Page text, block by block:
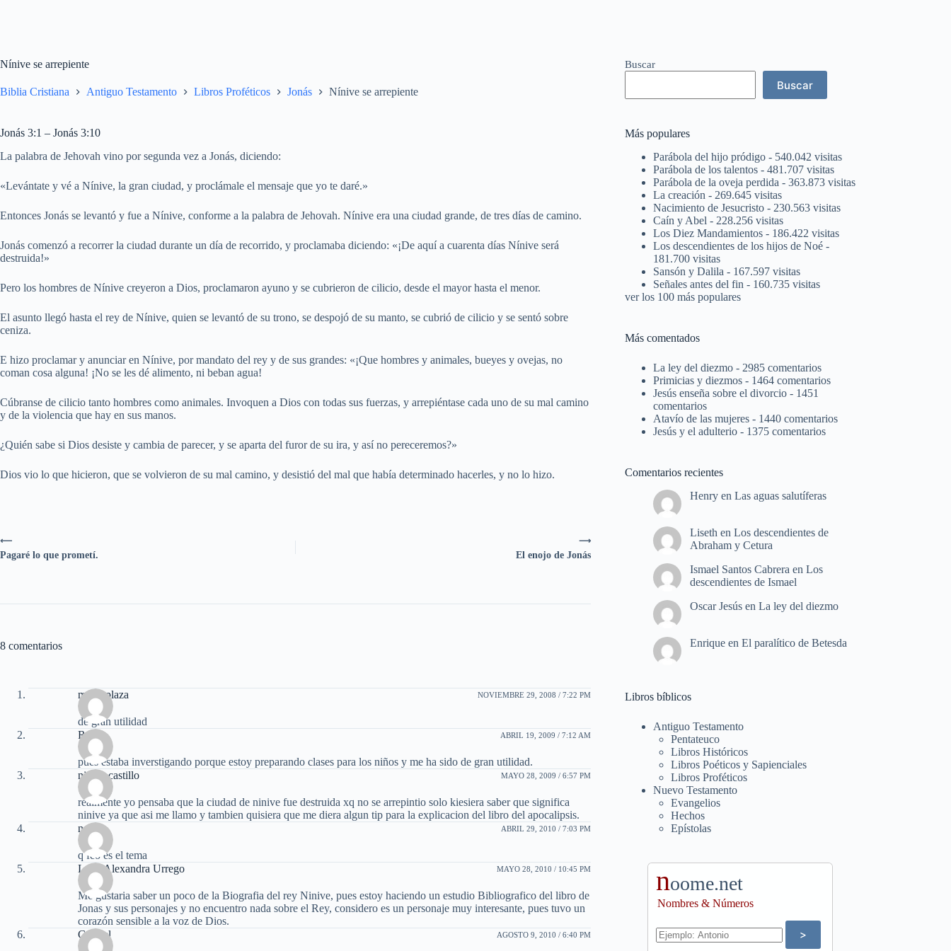
Nínive se arrepiente
Biblia Cristiana Antiguo Testamento Libros Proféticos Jonás Nínive se arrepiente
Jonás 3:1 – Jonás 3:10
La palabra de Jehovah vino por segunda vez a Jonás, diciendo:
«Levántate y vé a Nínive, la gran ciudad, y proclámale el mensaje que yo te daré.»
Entonces Jonás se levantó y fue a Nínive, conforme a la palabra de Jehovah. Nínive era una ciudad grande, de tres días de camino.
Jonás comenzó a recorrer la ciudad durante un día de recorrido, y proclamaba diciendo: «¡De aquí a cuarenta días Nínive será
destruida!»
Pero los hombres de Nínive creyeron a Dios, proclamaron ayuno y se cubrieron de cilicio, desde el mayor hasta el menor.
El asunto llegó hasta el rey de Nínive, quien se levantó de su trono, se despojó de su manto, se cubrió de cilicio y se sentó sobre
ceniza.
E hizo proclamar y anunciar en Nínive, por mandato del rey y de sus grandes: «¡Que hombres y animales, bueyes y ovejas, no
coman cosa alguna! ¡No se les dé alimento, ni beban agua!
Cúbranse de cilicio tanto hombres como animales. Invoquen a Dios con todas sus fuerzas, y arrepiéntase cada uno de su mal camino
y de la violencia que hay en sus manos.
¿Quién sabe si Dios desiste y cambia de parecer, y se aparta del furor de su ira, y así no pereceremos?»
Dios vio lo que hicieron, que se volvieron de su mal camino, y desistió del mal que había determinado hacerles, y no lo hizo.
⟶
El enojo de Jonás
⟵
Pagaré lo que prometí.
8 comentarios
maria plaza NOVIEMBRE 29, 2008 / 7:22 PM
de gran utilidad
Ruth
ABRIL 19, 2009 / 7:12 AM
pues estaba inverstigando porque estoy preparando clases para los niños y me ha sido de gran utilidad.
ninive castillo
MAYO 28, 2009 / 6:57 PM
realmente yo pensaba que la ciudad de ninive fue destruida xq no se arrepintio solo kiesiera saber que significa
ninive ya que asi me llamo y tambien quisiera que me diera algun tip para la explicacion del libro del apocalipsis.
noelia
ABRIL 29, 2010 / 7:03 PM
q feo es el tema
Lucy Alexandra Urrego
MAYO 28, 2010 / 10:45 PM
Me gustaria saber un poco de la Biografia del rey Ninive, pues estoy haciendo un estudio Bibliografico del libro de
Jonas y sus personajes y no encuentro nada sobre el Rey, considero es un personaje muy interesante, pues tuvo un
corazón sensible a la voz de Dios.
Gabriel
AGOSTO 9, 2010 / 6:40 PM
Buscar
Buscar
Más populares
Parábola del hijo pródigo - 540.042 visitas
Parábola de los talentos - 481.707 visitas
Parábola de la oveja perdida - 363.873 visitas
La creación - 269.645 visitas
Nacimiento de Jesucristo - 230.563 visitas
Caín y Abel - 228.256 visitas
Los Diez Mandamientos - 186.422 visitas
Los descendientes de los hijos de Noé -
181.700 visitas
Sansón y Dalila - 167.597 visitas
Señales antes del fin - 160.735 visitas
ver los 100 más populares
Más comentados
La ley del diezmo - 2985 comentarios
Primicias y diezmos - 1464 comentarios
Jesús enseña sobre el divorcio - 1451
comentarios
Atavío de las mujeres - 1440 comentarios
Jesús y el adulterio - 1375 comentarios
Comentarios recientes
Henry enLas aguas salutíferas
Liseth enLos descendientes de
Abraham y Cetura
Ismael Santos Cabrera enLos
descendientes de Ismael
Oscar Jesús enLa ley del diezmo
Enrique enEl paralítico de Betesda
Libros bíblicos
Antiguo Testamento
Pentateuco
Libros Históricos
Libros Poéticos y Sapienciales
Libros Proféticos
Nuevo Testamento
Evangelios
Hechos
Epístolas
noome.net
Nombres & Números